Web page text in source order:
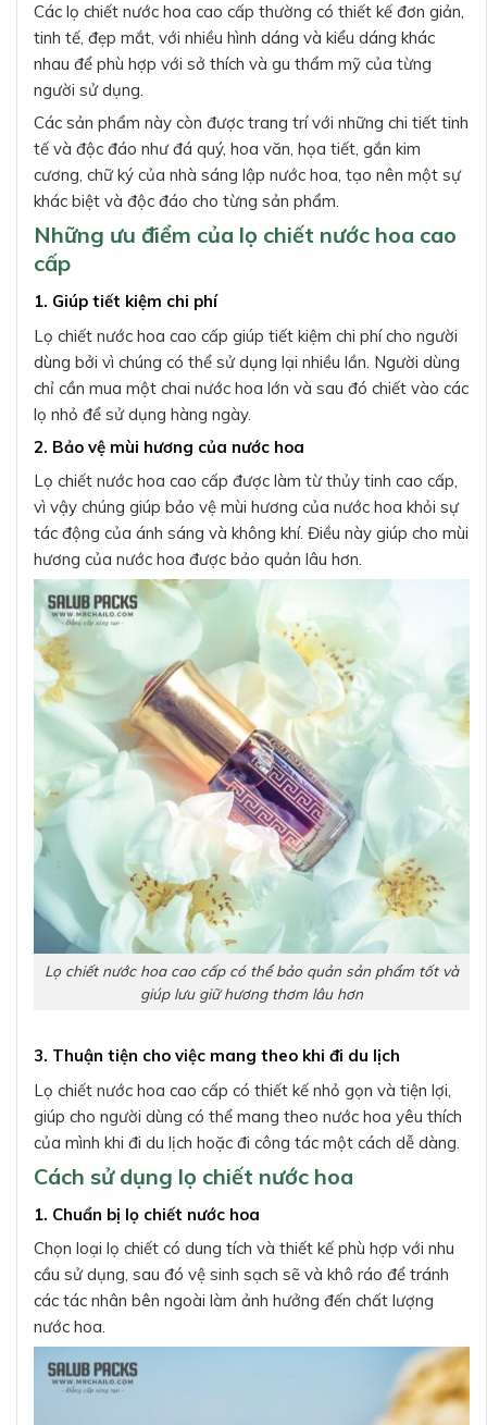
Các lọ chiết nước hoa cao cấp thường có thiết kế đơn giản,
tinh tế, đẹp mắt, với nhiều hình dáng và kiểu dáng khác
nhau để phù hợp với sở thích và gu thẩm mỹ của từng
người sử dụng.
Các sản phẩm này còn được trang trí với những chi tiết tinh
tế và độc đáo như đá quý, hoa văn, họa tiết, gắn kim
cương, chữ ký của nhà sáng lập nước hoa, tạo nên một sự
khác biệt và độc đáo cho từng sản phẩm.
Những ưu điểm của lọ chiết nước hoa cao
cấp
1. Giúp tiết kiệm chi phí
Lọ chiết nước hoa cao cấp giúp tiết kiệm chi phí cho người
dùng bởi vì chúng có thể sử dụng lại nhiều lần. Người dùng
chỉ cần mua một chai nước hoa lớn và sau đó chiết vào các
lọ nhỏ để sử dụng hàng ngày.
2. Bảo vệ mùi hương của nước hoa
Lọ chiết nước hoa cao cấp được làm từ thủy tinh cao cấp,
vì vậy chúng giúp bảo vệ mùi hương của nước hoa khỏi sự
tác động của ánh sáng và không khí. Điều này giúp cho mùi
hương của nước hoa được bảo quản lâu hơn.
Lọ chiết nước hoa cao cấp có thể bảo quản sản phẩm tốt và
giúp lưu giữ hương thơm lâu hơn
3. Thuận tiện cho việc mang theo khi đi du lịch
Lọ chiết nước hoa cao cấp có thiết kế nhỏ gọn và tiện lợi,
giúp cho người dùng có thể mang theo nước hoa yêu thích
của mình khi đi du lịch hoặc đi công tác một cách dễ dàng.
Cách sử dụng lọ chiết nước hoa
1. Chuẩn bị lọ chiết nước hoa
Chọn loại lọ chiết có dung tích và thiết kế phù hợp với nhu
cầu sử dụng, sau đó vệ sinh sạch sẽ và khô ráo để tránh
các tác nhân bên ngoài làm ảnh hưởng đến chất lượng
nước hoa.